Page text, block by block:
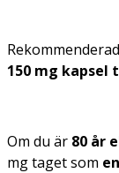
150 mg kapsel
Om du är 80 år
mg taget som en